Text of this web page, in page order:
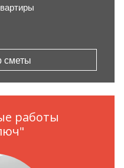
работы